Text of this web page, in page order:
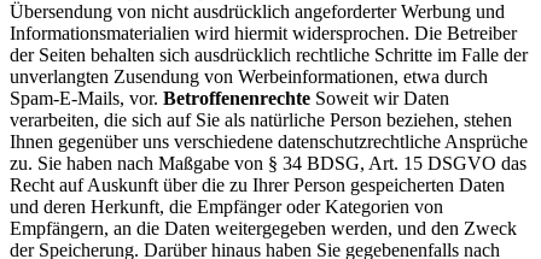
Übersendung von nicht ausdrücklich angeforderter Werbung und
Informationsmaterialien wird hiermit widersprochen. Die Betreiber
der Seiten behalten sich ausdrücklich rechtliche Schritte im Falle der
unverlangten Zusendung von Werbeinformationen, etwa durch
Spam-E-Mails, vor. Betroffenenrechte Soweit wir Daten
verarbeiten, die sich auf Sie als natürliche Person beziehen, stehen
Ihnen gegenüber uns verschiedene datenschutzrechtliche Ansprüche
zu. Sie haben nach Maßgabe von § 34 BDSG, Art. 15 DSGVO das
Recht auf Auskunft über die zu Ihrer Person gespeicherten Daten
und deren Herkunft, die Empfänger oder Kategorien von
Empfängern, an die Daten weitergegeben werden, und den Zweck
der Speicherung. Darüber hinaus haben Sie gegebenenfalls nach